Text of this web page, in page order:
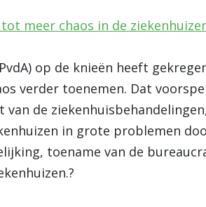
meer chaos in de
op de knieën heeft
verder toenemen. Dat
de
in grote problemen
toename van de